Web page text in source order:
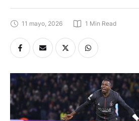
11 mayo, 2026 1 Min Read